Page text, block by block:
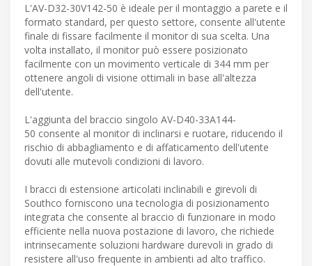
L'AV-D32-30V142-50 è ideale per il montaggio a parete e il
formato standard, per questo settore, consente all'utente
finale di fissare facilmente il monitor di sua scelta. Una
volta installato, il monitor può essere posizionato
facilmente con un movimento verticale di 344 mm per
ottenere angoli di visione ottimali in base all'altezza
dell'utente.
L'aggiunta del braccio singolo AV-D40-33A144-
50 consente al monitor di inclinarsi e ruotare, riducendo il
rischio di abbagliamento e di affaticamento dell'utente
dovuti alle mutevoli condizioni di lavoro.
I bracci di estensione articolati inclinabili e girevoli di
Southco forniscono una tecnologia di posizionamento
integrata che consente al braccio di funzionare in modo
efficiente nella nuova postazione di lavoro, che richiede
intrinsecamente soluzioni hardware durevoli in grado di
resistere all'uso frequente in ambienti ad alto traffico.